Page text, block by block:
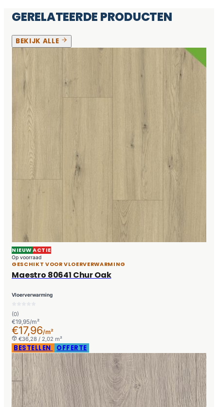
GERELATEERDE PRODUCTEN
BEKIJK ALLE
NIEUWACTIE
Op voorraad
GESCHIKT VOOR VLOERVERWARMING
Maestro 80641 Chur Oak
Vloerverwarming
(0)
€19,95/m²
€17,96/m²
€36,28 / 2,02 m²
BESTELLEN OFFERTE